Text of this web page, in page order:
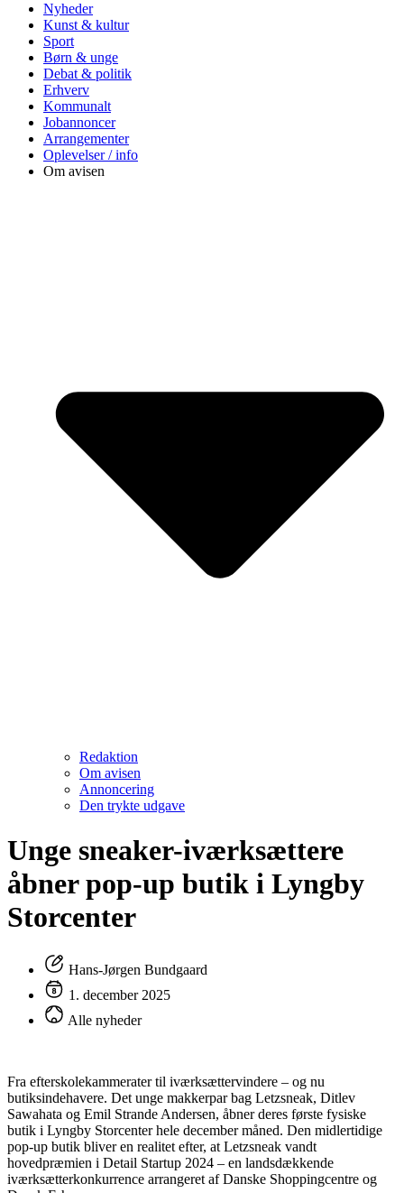
Nyheder
Kunst & kultur
Sport
Børn & unge
Debat & politik
Erhverv
Kommunalt
Jobannoncer
Arrangementer
Oplevelser / info
Om avisen
Redaktion
Om avisen
Annoncering
Den trykte udgave
Unge sneaker-iværksættere
åbner pop-up butik i Lyngby
Storcenter
Hans-Jørgen Bundgaard
1. december 2025
Alle nyheder
Fra efterskolekammerater til iværksættervindere – og nu
butiksindehavere. Det unge makkerpar bag Letzsneak, Ditlev
Sawahata og Emil Strande Andersen, åbner deres første fysiske
butik i Lyngby Storcenter hele december måned. Den midlertidige
pop-up butik bliver en realitet efter, at Letzsneak vandt
hovedpræmien i Detail Startup 2024 – en landsdækkende
iværksætterkonkurrence arrangeret af Danske Shoppingcentre og